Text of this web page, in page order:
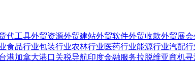
代工具外贸资源外贸建站外贸软件外贸收款外贸展会
食品行业包装行业农林行业医药行业能源行业汽配行
港加拿大港口关税导航印度金融服务拉脱维亚商机寻